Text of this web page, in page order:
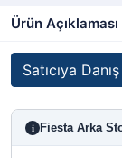
Ürün Açıklaması
Satıcıya Danış
i Fiesta Arka